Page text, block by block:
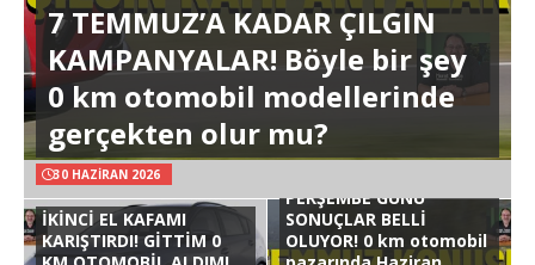
7 TEMMUZ’A KADAR ÇILGIN
KAMPANYALAR! Böyle bir şey
0 km otomobil modellerinde
gerçekten olur mu?
30 HAZIRAN 2026
İKİNCİ EL KAFAMI
KARIŞTIRDI! GİTTİM 0
PERŞEMBE GÜNÜ
SONUÇLAR BELLİ
OLUYOR! 0 km otomobil